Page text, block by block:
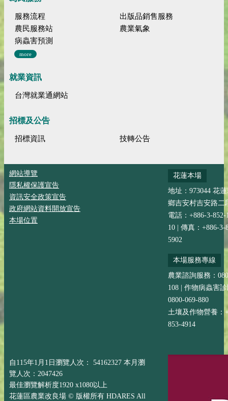
服務流程
出版品銷售服務
農民服務站
農業氣象
病蟲害預測
more
就業資訊
台灣就業通網站
招標及公告
招標資訊 技轉公告
網站導覽
隱私權保護宣告
資訊安全政策宣告
政府網站資料開放宣告
本場位置
花蓮本場
地址：973044 花
鄉吉安村吉安路二
電話：+886-3-852-
10 | 傳真：+886-3-
5902
本場服務專線
農業諮詢服務：
108 | 作物病蟲害
0800-069-880
土壤及作物營養：
853-4914
自115年1月1日瀏覽人次： 54162327 本月瀏
覽人次：2047426
最佳瀏覽解析度1920 x1080以上
花蓮區農業改良場 © 版權所有 HDARES All